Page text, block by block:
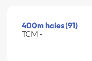
400m haies (91)
TCM -